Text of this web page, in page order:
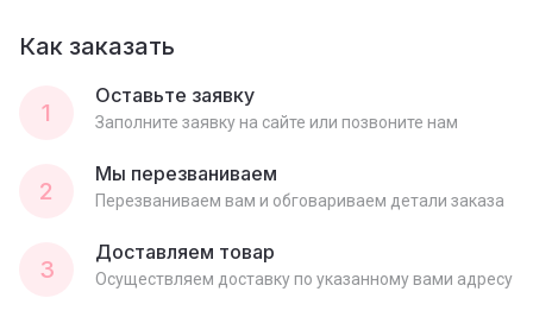
Как заказать
1
Оставьте заявку
Заполните заявку на сайте или позвоните нам
2
Мы перезваниваем
Перезваниваем вам и обговариваем детали заказа
3
Доставляем товар
Осуществляем доставку по указанному вами адресу